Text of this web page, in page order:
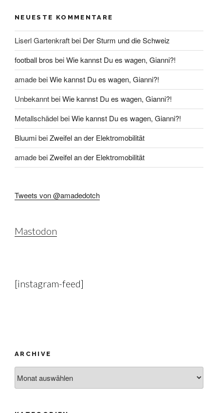
NEUESTE KOMMENTARE
Liserl Gartenkraftbei Der Sturm und die Schweiz
football bros beiWie kannst Du es wagen, Gianni?!
amadebeiWie kannst Du es wagen, Gianni?!
UnbekanntbeiWie kannst Du es wagen, Gianni?!
MetallschädelbeiWie kannst Du es wagen, Gianni?!
BluumibeiZweifel an der Elektromobilität
amadebeiZweifel an der Elektromobilität
Tweets von @amadedotch
Mastodon
[instagram-feed]
ARCHIVE
Archive